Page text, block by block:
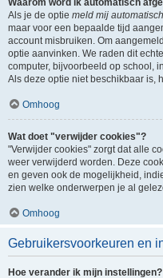
Als je de optie meld mij
maar voor een bepaalde tijd
account misbruiken. Om
optie aanvinken. We raden dit
computer, bijvoorbeeld op school,
Als deze optie niet beschikbaar is,
Omhoog
Wat doet "verwijder cookies"?
"Verwijder cookies" zorgt dat alle
weer verwijderd worden. Deze
en geven ook de mogelijkheid,
zien welke onderwerpen je al
Omhoog
Gebruikersvoorkeuren en
Hoe verander ik mijn instellingen?